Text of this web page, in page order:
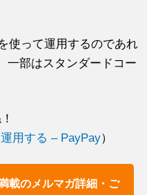
使って運用するのであれ
一部はスタンダードコー
用する – PayPay）
載のメルマガ詳細・ご